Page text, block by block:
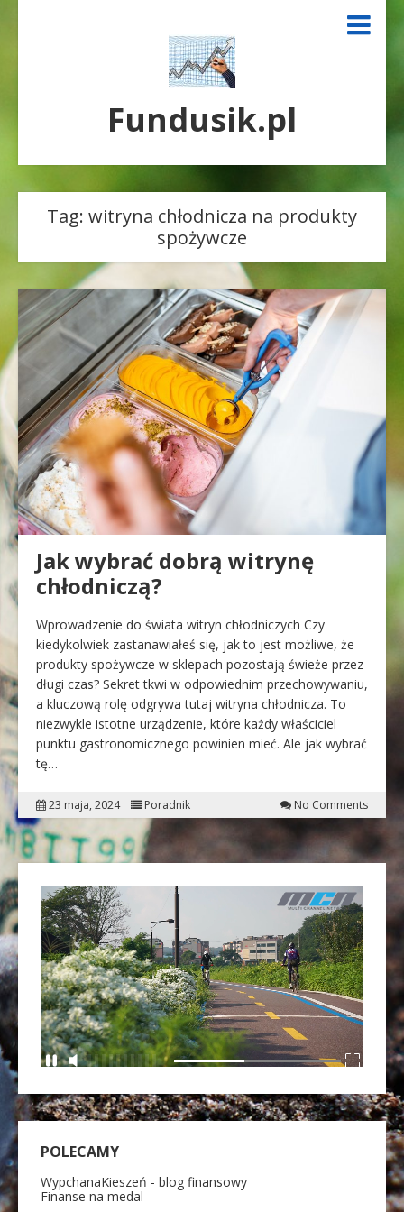
Fundusik.pl
Tag: witryna chłodnicza na produkty
spożywcze
Jak wybrać dobrą witrynę
chłodniczą?
Wprowadzenie do świata witryn chłodniczych Czy
kiedykolwiek zastanawiałeś się, jak to jest możliwe, że
produkty spożywcze w sklepach pozostają świeże przez
długi czas? Sekret tkwi w odpowiednim przechowywaniu,
a kluczową rolę odgrywa tutaj witryna chłodnicza. To
niezwykle istotne urządzenie, które każdy właściciel
punktu gastronomicznego powinien mieć. Ale jak wybrać
tę…
23 maja, 2024 Poradnik No Comments
POLECAMY
WypchanaKieszeń - blog finansowy
Finanse na medal